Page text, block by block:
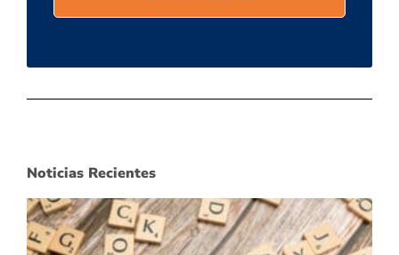
Noticias Recientes